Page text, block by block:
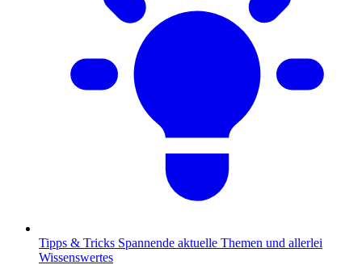
Tipps & Tricks Spannende aktuelle Themen und allerlei
Wissenswertes